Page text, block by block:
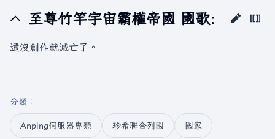
至尊竹竿宇宙霸權帝國 國歌:
還沒創作就滅亡了。
分類 ：​
Anping伺服器專類 珍希聯合列國
國家